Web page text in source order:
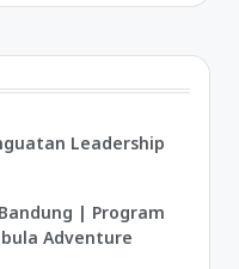
Leadership
| Program
Adventure